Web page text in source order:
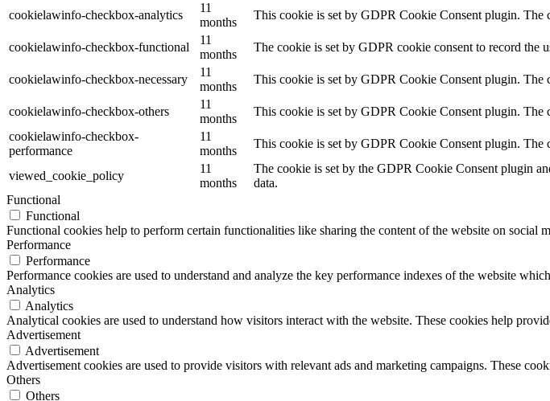
cookielawinfo-checkbox-analytics
11
months
This cookie is set by GDPR Cookie Consent plugin. The
cookielawinfo-checkbox-functional
11
months
The cookie is set by GDPR cookie consent to record the
cookielawinfo-checkbox-necessary
11
months
This cookie is set by GDPR Cookie Consent plugin. The
cookielawinfo-checkbox-others
11
months
This cookie is set by GDPR Cookie Consent plugin. The
cookielawinfo-checkbox-
performance
11
months
This cookie is set by GDPR Cookie Consent plugin. The
viewed_cookie_policy
11
months
The cookie is set by the GDPR Cookie Consent plugin
data.
Functional
Functional
Functional cookies help to perform certain functionalities like sharing the content of the website on social
Performance
Performance
Performance cookies are used to understand and analyze the key performance indexes of the website
Analytics
Analytics
Analytical cookies are used to understand how visitors interact with the website. These cookies help
Advertisement
Advertisement
Advertisement cookies are used to provide visitors with relevant ads and marketing campaigns. These
Others
Others